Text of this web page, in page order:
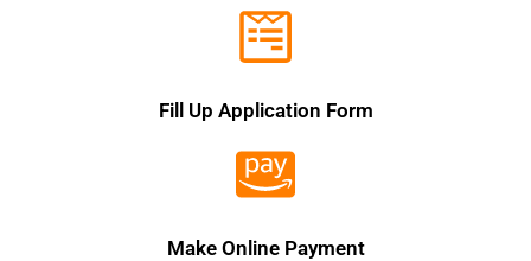
Fill Up Application Form
Make Online Payment